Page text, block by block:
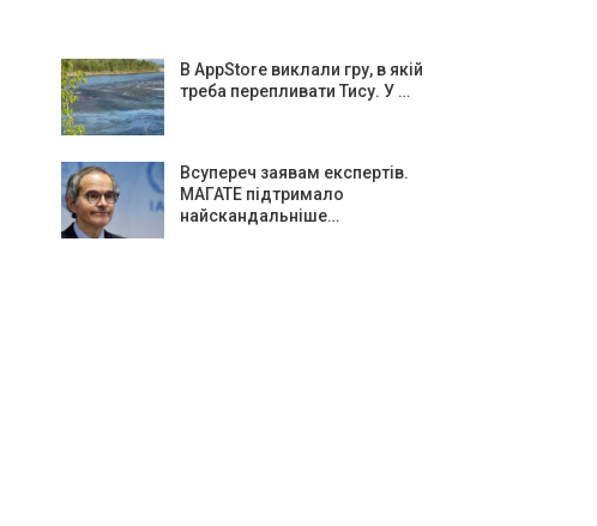
В AppStore виклали гру, в якій
треба перепливати Тису. У …
Всупереч заявам експертів.
МАГАТЕ підтримало
найскандальніше…